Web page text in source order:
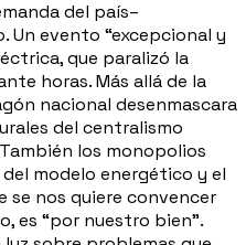
del país–
evento “excepcional y
que paralizó la
horas. Más allá de la
nacional desenmascara
del centralismo
los monopolios
modelo energético y el
se nos quiere convencer
es “por nuestro bien”.